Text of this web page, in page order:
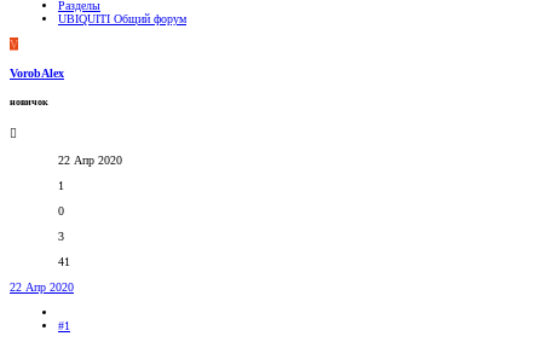
Разделы
UBIQUITI Общий форум
V
VorobAlex
новичок
22 Апр 2020
1
0
3
41
22 Апр 2020
#1